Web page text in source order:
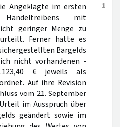
1
Angeklagte im ersten
mit
geringer Menge zu
Ferner hatte es
Bargelds
nicht vorhandenen -
€ jeweils als
Auf ihre Revision
vom 21. September
im Ausspruch über
geändert sowie im